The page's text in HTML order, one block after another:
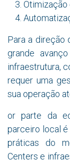
Otimização
Para a direção
grande
infraestrutura,
requer uma
sua operação
or parte da
parceiro local
práticas do
Centers e